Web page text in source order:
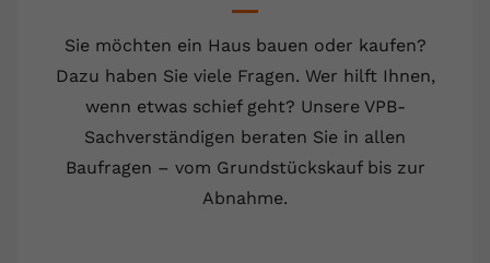
Sie möchten ein Haus bauen oder kaufen?
Dazu haben Sie viele Fragen. Wer hilft Ihnen,
wenn etwas schief geht? Unsere VPB-
Sachverständigen beraten Sie in allen
Baufragen – vom Grundstückskauf bis zur
Abnahme.